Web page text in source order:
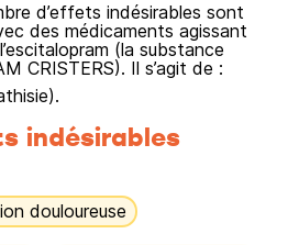
d’effets indésirables sont
des médicaments agissant
(la substance
CRISTERS). Il s’agit de :
indésirables
douloureuse